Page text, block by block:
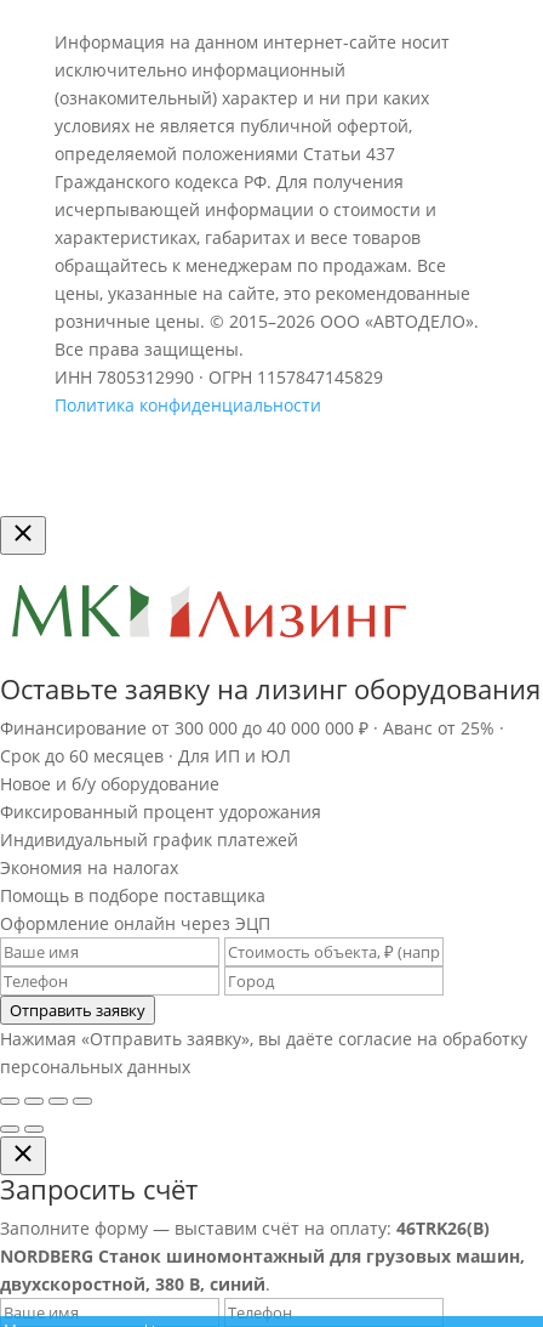
Информация на данном интернет-сайте носит
исключительно информационный
(ознакомительный) характер и ни при каких
условиях не является публичной офертой,
определяемой положениями Статьи 437
Гражданского кодекса РФ. Для получения
исчерпывающей информации о стоимости и
характеристиках, габаритах и весе товаров
обращайтесь к менеджерам по продажам. Все
цены, указанные на сайте, это рекомендованные
розничные цены. © 2015–2026 ООО «АВТОДЕЛО».
Все права защищены.
ИНН 7805312990 · ОГРН 1157847145829
Политика конфиденциальности
Оставьте заявку на лизинг оборудования
Финансирование от 300 000 до 40 000 000 ₽ · Аванс от 25% ·
Срок до 60 месяцев · Для ИП и ЮЛ
Новое и б/у оборудование
Фиксированный процент удорожания
Индивидуальный график платежей
Экономия на налогах
Помощь в подборе поставщика
Оформление онлайн через ЭЦП
Отправить заявку
Нажимая «Отправить заявку», вы даёте согласие на обработку
персональных данных
Запросить счёт
Заполните форму — выставим счёт на оплату: 46TRK26(B)
NORDBERG Станок шиномонтажный для грузовых машин,
двухскоростной, 380 В, синий.